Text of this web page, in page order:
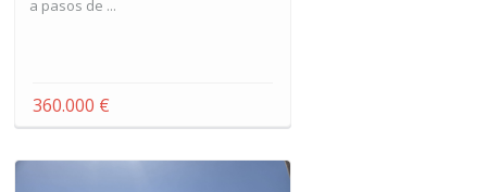
a pasos de ...
360.000 €